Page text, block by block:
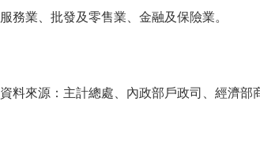
服務業、批發及零售業、金融及保險業。
資料來源：主計總處、內政部戶政司、經濟部